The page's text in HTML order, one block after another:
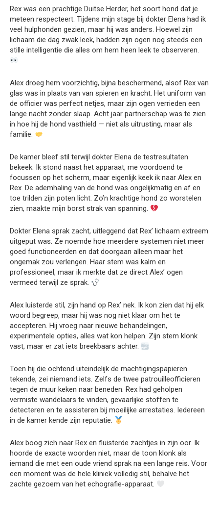
Rex was een prachtige Duitse Herder, het soort hond dat je
meteen respecteert. Tijdens mijn stage bij dokter Elena had ik
veel hulphonden gezien, maar hij was anders. Hoewel zijn
lichaam die dag zwak leek, hadden zijn ogen nog steeds een
stille intelligentie die alles om hem heen leek te observeren.
Alex droeg hem voorzichtig, bijna beschermend, alsof Rex van
glas was in plaats van van spieren en kracht. Het uniform van
de officier was perfect netjes, maar zijn ogen verrieden een
lange nacht zonder slaap. Acht jaar partnerschap was te zien
in hoe hij de hond vasthield — niet als uitrusting, maar als
familie.
De kamer bleef stil terwijl dokter Elena de testresultaten
bekeek. Ik stond naast het apparaat, me voordoend te
focussen op het scherm, maar eigenlijk keek ik naar Alex en
Rex. De ademhaling van de hond was ongelijkmatig en af en
toe trilden zijn poten licht. Zo’n krachtige hond zo worstelen
zien, maakte mijn borst strak van spanning.
Dokter Elena sprak zacht, uitleggend dat Rex’ lichaam extreem
uitgeput was. Ze noemde hoe meerdere systemen niet meer
goed functioneerden en dat doorgaan alleen maar het
ongemak zou verlengen. Haar stem was kalm en
professioneel, maar ik merkte dat ze direct Alex’ ogen
vermeed terwijl ze sprak.
Alex luisterde stil, zijn hand op Rex’ nek. Ik kon zien dat hij elk
woord begreep, maar hij was nog niet klaar om het te
accepteren. Hij vroeg naar nieuwe behandelingen,
experimentele opties, alles wat kon helpen. Zijn stem klonk
vast, maar er zat iets breekbaars achter.
Toen hij die ochtend uiteindelijk de machtigingspapieren
tekende, zei niemand iets. Zelfs de twee patrouilleofficieren
tegen de muur keken naar beneden. Rex had geholpen
vermiste wandelaars te vinden, gevaarlijke stoffen te
detecteren en te assisteren bij moeilijke arrestaties. Iedereen
in de kamer kende zijn reputatie.
Alex boog zich naar Rex en fluisterde zachtjes in zijn oor. Ik
hoorde de exacte woorden niet, maar de toon klonk als
iemand die met een oude vriend sprak na een lange reis. Voor
een moment was de hele kliniek volledig stil, behalve het
zachte gezoem van het echografie-apparaat.